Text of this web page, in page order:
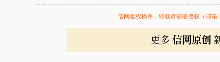
信网版权稿件，转载请获取授权（邮箱：
更多 信网原创